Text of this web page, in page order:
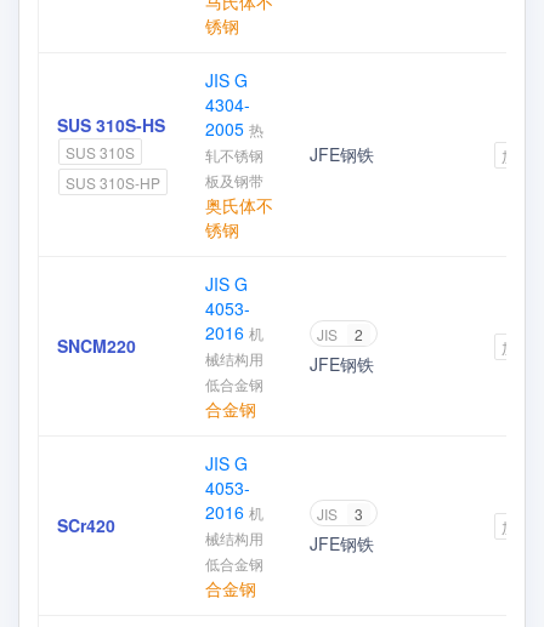
锈钢
SUS 310S-HS
SUS 310S
SUS 310S-HP
JIS G
4304-
2005 热
轧不锈钢
板及钢带
奥氏体不
锈钢
JFE钢铁 加入
SNCM220
JIS G
4053-
2016 机
械结构用
低合金钢
合金钢
JIS 2
JFE钢铁
加入
SCr420
JIS G
4053-
2016 机
械结构用
低合金钢
合金钢
JIS 3
JFE钢铁
加入